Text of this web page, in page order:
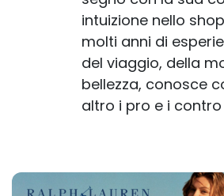
intuizione nello
molti anni di
del viaggio, della
bellezza, conosce
altro i pro e i contro